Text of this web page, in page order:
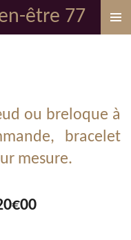
être 77
ou breloque à
bracelet
mesure.